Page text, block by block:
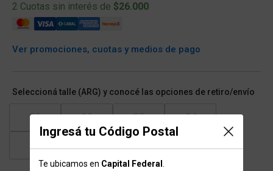
Ingresá tu Código Postal
Te ubicamos en Capital Federal
2 Cuotas sin interés de $26.000
Ver promociones, cuotas y medios de pago
Seleccioná talle (ARG) y conocé las opciones de retiro/envío
31 32 33 34